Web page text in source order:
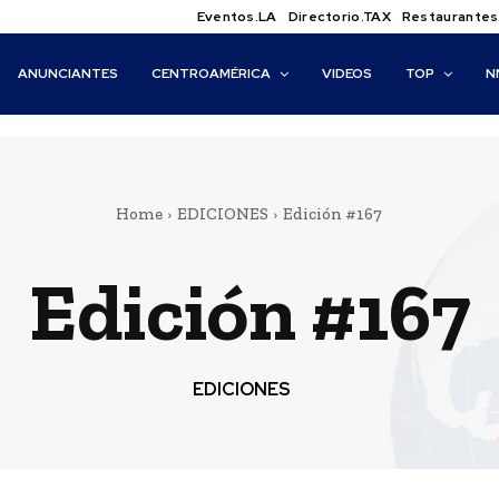
Eventos.LA Directorio.TAX
ANUNCIANTES CENTROAMÉRICA VIDEOS TOP
Home EDICIONES Edición #167
Edición #167
EDICIONES